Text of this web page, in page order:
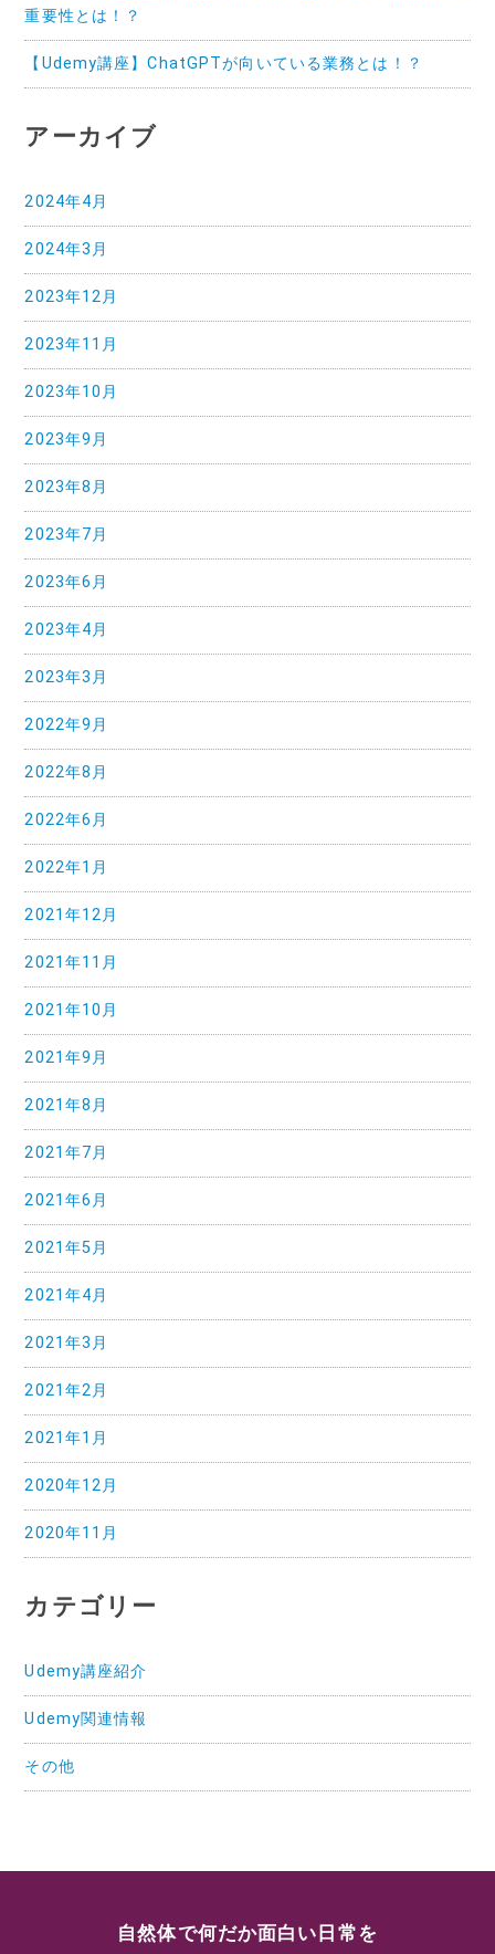
重要性とは！？
【Udemy講座】ChatGPTが向いている業務とは！？
アーカイブ
2024年4月
2024年3月
2023年12月
2023年11月
2023年10月
2023年9月
2023年8月
2023年7月
2023年6月
2023年4月
2023年3月
2022年9月
2022年8月
2022年6月
2022年1月
2021年12月
2021年11月
2021年10月
2021年9月
2021年8月
2021年7月
2021年6月
2021年5月
2021年4月
2021年3月
2021年2月
2021年1月
2020年12月
2020年11月
カテゴリー
Udemy講座紹介
Udemy関連情報
その他
自然体で何だか面白い日常を